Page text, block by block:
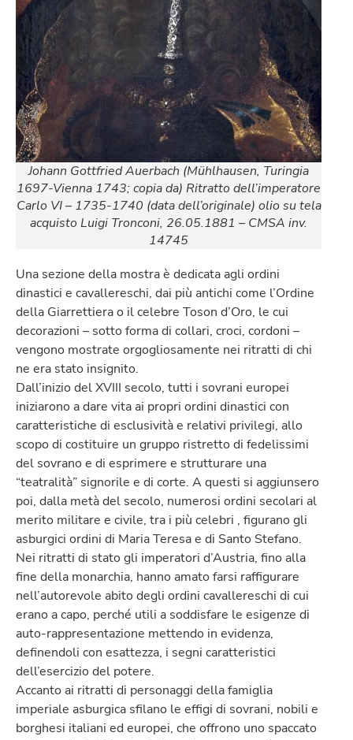
Johann Gottfried Auerbach (Mühlhausen, Turingia
1697-Vienna 1743; copia da) Ritratto dell’imperatore
Carlo VI – 1735-1740 (data dell’originale) olio su tela
acquisto Luigi Tronconi, 26.05.1881 – CMSA inv.
14745
Una sezione della mostra è dedicata agli ordini
dinastici e cavallereschi, dai più antichi come l’Ordine
della Giarrettiera o il celebre Toson d’Oro, le cui
decorazioni – sotto forma di collari, croci, cordoni –
vengono mostrate orgogliosamente nei ritratti di chi
ne era stato insignito.
Dall’inizio del XVIII secolo, tutti i sovrani europei
iniziarono a dare vita ai propri ordini dinastici con
caratteristiche di esclusività e relativi privilegi, allo
scopo di costituire un gruppo ristretto di fedelissimi
del sovrano e di esprimere e strutturare una
“teatralità” signorile e di corte. A questi si aggiunsero
poi, dalla metà del secolo, numerosi ordini secolari al
merito militare e civile, tra i più celebri , figurano gli
asburgici ordini di Maria Teresa e di Santo Stefano.
Nei ritratti di stato gli imperatori d’Austria, fino alla
fine della monarchia, hanno amato farsi raffigurare
nell’autorevole abito degli ordini cavallereschi di cui
erano a capo, perché utili a soddisfare le esigenze di
auto-rappresentazione mettendo in evidenza,
definendoli con esattezza, i segni caratteristici
dell’esercizio del potere.
Accanto ai ritratti di personaggi della famiglia
imperiale asburgica sfilano le effigi di sovrani, nobili e
borghesi italiani ed europei, che offrono uno spaccato